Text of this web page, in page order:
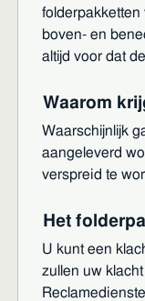
folderpakketten
boven- en
altijd voor dat
Waarom
Waarschijnlijk
aangeleverd
verspreid te
Het
U kunt een
zullen uw